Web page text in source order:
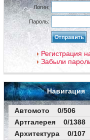
Логин:
Пароль:
Регистрация
Забыли
Навигация
Автомото 0/506
Артгалерея 0/1388
Архитектура 0/107